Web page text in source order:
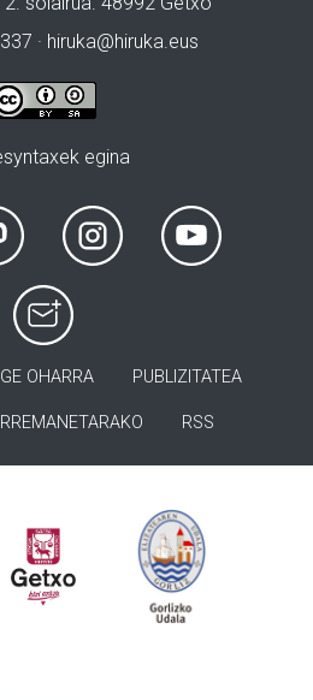
· hiruka@hiruka.eus
egina
OHARRA PUBLIZITATEA
RSS